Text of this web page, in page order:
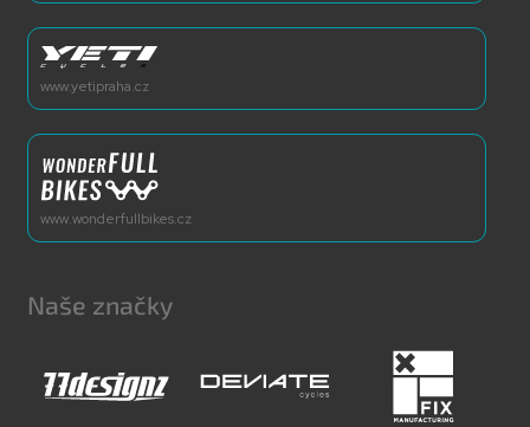
www.yetipraha.cz
www.wonderfullbikes.cz
Naše značky